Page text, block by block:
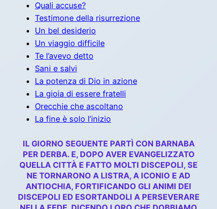
Quali accuse?
Testimone della risurrezione
Un bel desiderio
Un viaggio difficile
Te l’avevo detto
Sani e salvi
La potenza di Dio in azione
La gioia di essere fratelli
Orecchie che ascoltano
La fine è solo l’inizio
IL GIORNO SEGUENTE PARTÌ CON BARNABA
PER DERBA. E, DOPO AVER EVANGELIZZATO
QUELLA CITTÀ E FATTO MOLTI DISCEPOLI, SE
NE TORNARONO A LISTRA, A ICONIO E AD
ANTIOCHIA, FORTIFICANDO GLI ANIMI DEI
DISCEPOLI ED ESORTANDOLI A PERSEVERARE